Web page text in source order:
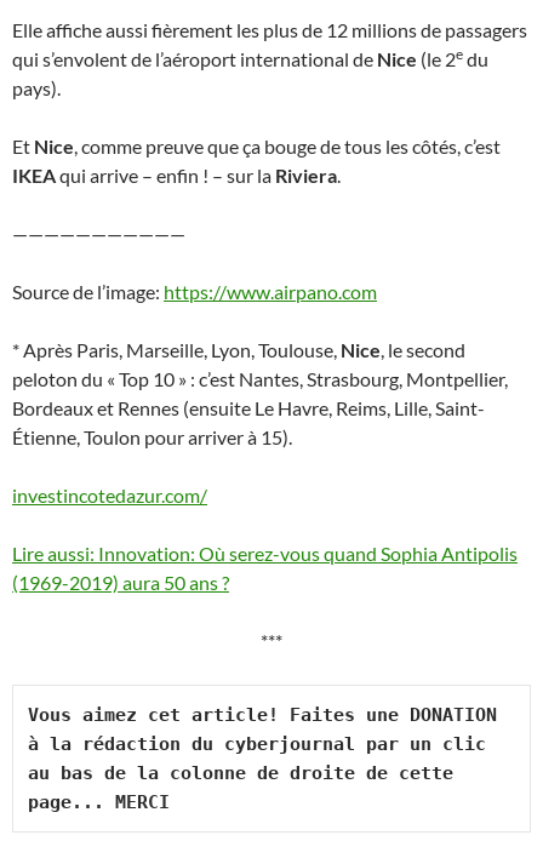
Elle affiche aussi fièrement les plus de 12 millions de passagers
qui s’envolent de l’aéroport international de Nice (le 2e du
pays).
Et Nice, comme preuve que ça bouge de tous les côtés, c’est
IKEAqui arrive – enfin ! – sur la Riviera.
———————————
Source de l’image: https://www.airpano.com
* Après Paris, Marseille, Lyon, Toulouse, Nice, le second
peloton du « Top 10 » : c’est Nantes, Strasbourg, Montpellier,
Bordeaux et Rennes (ensuite Le Havre, Reims, Lille, Saint-
Étienne, Toulon pour arriver à 15).
investincotedazur.com/
Lire aussi: Innovation: Où serez-vous quand Sophia Antipolis
(1969-2019) aura 50 ans ?
***
Vous aimez cet article! Faites une DONATION
à la rédaction du cyberjournal par un clic
au bas de la colonne de droite de cette
page... MERCI